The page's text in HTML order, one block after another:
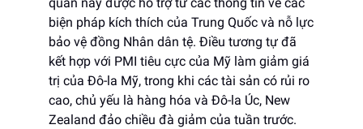
biện pháp kích thích của Trung Quốc và nỗ lực
bảo vệ đồng Nhân dân tệ. Điều tương tự đã
kết hợp với PMI tiêu cực của Mỹ làm giảm giá
trị của Đô-la Mỹ, trong khi các tài sản có rủi ro
cao, chủ yếu là hàng hóa và Đô-la Úc, New
Zealand đảo chiều đà giảm của tuần trước.